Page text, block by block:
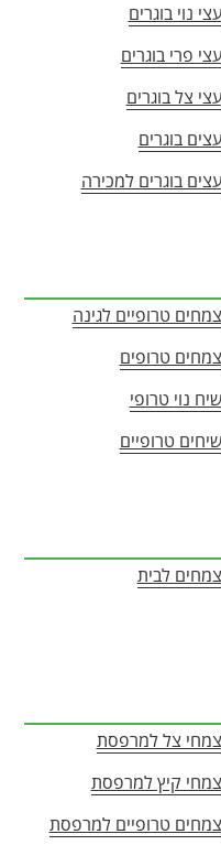
עצי נוי בוגרים
עצי פרי בוגרים
עצי צל בוגרים
עצים בוגרים
עצים בוגרים למכירה
צמחים טרופיים לגינה
צמחים טרופים
שיח נוי טרופי
שיחים טרופיים
צמחים לבית
צמחי צל למרפסת
צמחי קיץ למרפסת
צמחים טרופיים למרפסת